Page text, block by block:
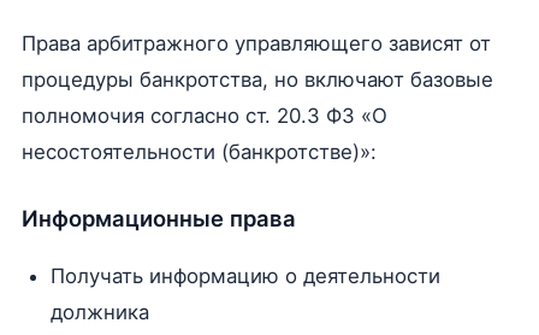
Права арбитражного управляющего зависят от
процедуры банкротства, но включают базовые
полномочия согласно ст. 20.3 ФЗ «О
несостоятельности (банкротстве)»:
Информационные права
Получать информацию о деятельности
должника